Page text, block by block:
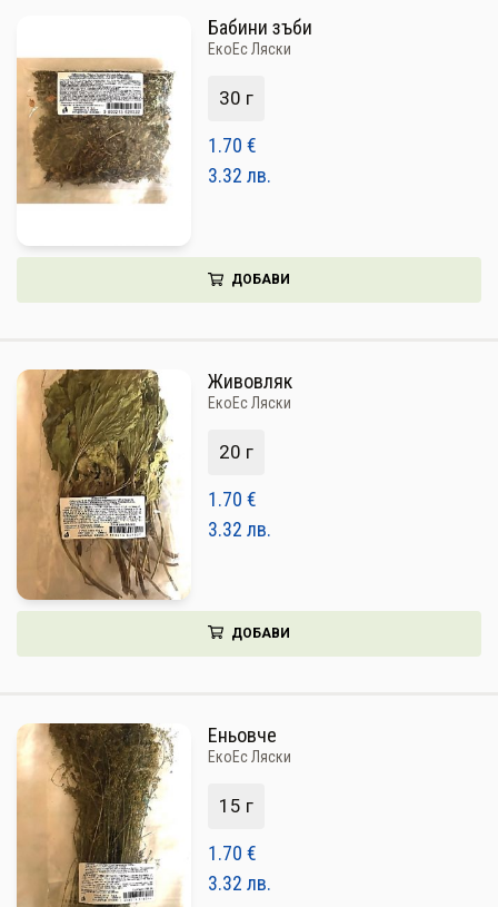
Бабини зъби
ЕкоЕс Ляски
30 г
1.70 €
3.32 лв.
ДОБАВИ
Живовляк
ЕкоЕс Ляски
20 г
1.70 €
3.32 лв.
ДОБАВИ
Еньовче
ЕкоЕс Ляски
15 г
1.70 €
3.32 лв.